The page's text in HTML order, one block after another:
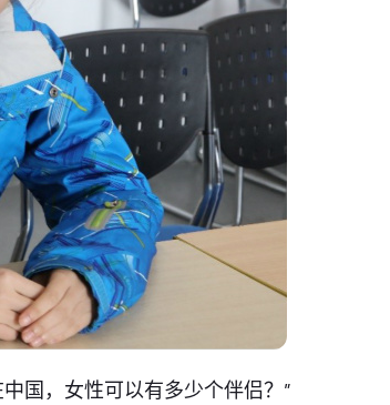
国，女性可以有多少个伴侣？”